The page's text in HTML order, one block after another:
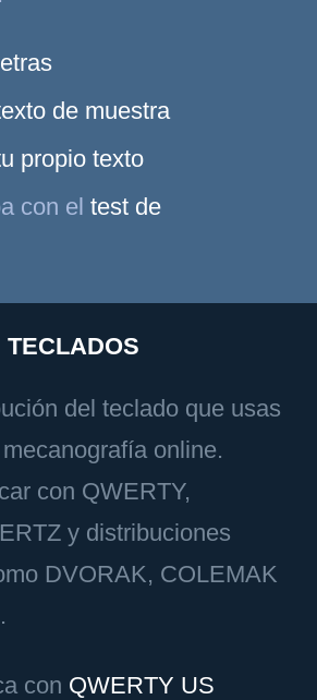
de muestra
propio texto
con eltest de
TECLADOS
del teclado que usas
online.
con QWERTY,
y distribuciones
DVORAK, COLEMAK
con QWERTY US